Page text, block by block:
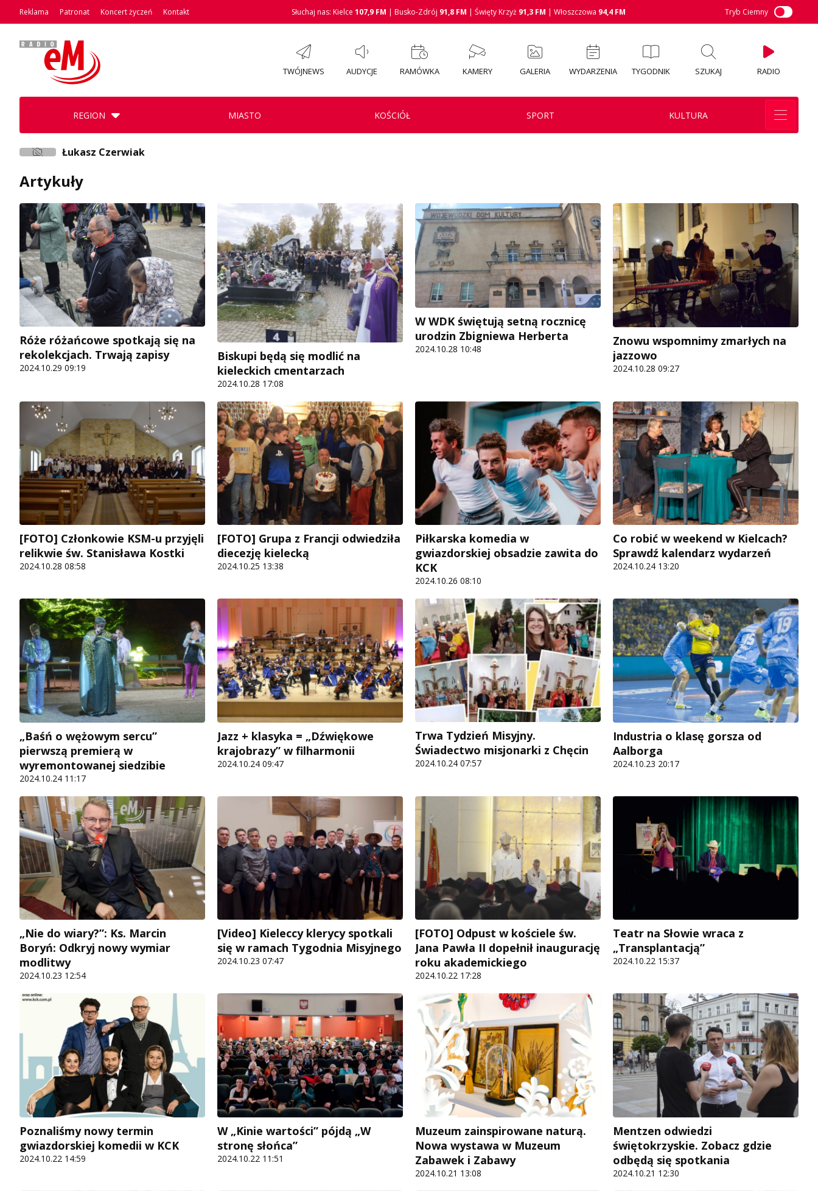
Reklama Patronat Koncert życzeń Kontakt Słuchaj nas: Kielce 107,9 FM | Busko-Zdrój 91,8 FM | Święty Krzyż 91,3 FM | Włoszczowa 94,4 FM Tryb Ciemny
TWÓJNEWS AUDYCJE RAMÓWKA KAMERY GALERIA WYDARZENIA TYGODNIK SZUKAJ RADIO
REGION MIASTO KOŚCIÓŁ SPORT KULTURA
Łukasz Czerwiak
Artykuły
Róże różańcowe spotkają się na
rekolekcjach. Trwają zapisy
2024.10.29 09:19
Biskupi będą się modlić na
kieleckich cmentarzach
2024.10.28 17:08
W WDK świętują setną rocznicę
urodzin Zbigniewa Herberta
2024.10.28 10:48
Znowu wspomnimy zmarłych na
jazzowo
2024.10.28 09:27
[FOTO] Członkowie KSM-u przyjęli
relikwie św. Stanisława Kostki
2024.10.28 08:58
[FOTO] Grupa z Francji odwiedziła
diecezję kielecką
2024.10.25 13:38
Piłkarska komedia w
gwiazdorskiej obsadzie zawita do
KCK
2024.10.26 08:10
Co robić w weekend w Kielcach?
Sprawdź kalendarz wydarzeń
2024.10.24 13:20
„Baśń o wężowym sercu”
pierwszą premierą w
wyremontowanej siedzibie
2024.10.24 11:17
Jazz + klasyka = „Dźwiękowe
krajobrazy” w filharmonii
2024.10.24 09:47
Trwa Tydzień Misyjny.
Świadectwo misjonarki z Chęcin
2024.10.24 07:57
Industria o klasę gorsza od
Aalborga
2024.10.23 20:17
„Nie do wiary?”: Ks. Marcin
Boryń: Odkryj nowy wymiar
modlitwy
2024.10.23 12:54
[Video] Kieleccy klerycy spotkali
się w ramach Tygodnia Misyjnego
2024.10.23 07:47
[FOTO] Odpust w kościele św.
Jana Pawła II dopełnił inaugurację
roku akademickiego
2024.10.22 17:28
Teatr na Słowie wraca z
„Transplantacją”
2024.10.22 15:37
Poznaliśmy nowy termin
gwiazdorskiej komedii w KCK
2024.10.22 14:59
W „Kinie wartości” pójdą „W
stronę słońca”
2024.10.22 11:51
Muzeum zainspirowane naturą.
Nowa wystawa w Muzeum
Zabawek i Zabawy
2024.10.21 13:08
Mentzen odwiedzi
świętokrzyskie. Zobacz gdzie
odbędą się spotkania
2024.10.21 12:30